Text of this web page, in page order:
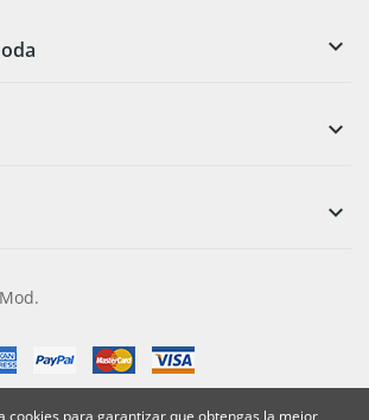



cookies para garantizar que obtengas la mejor